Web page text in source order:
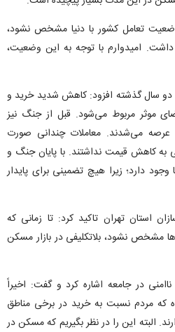
تعامل کشور با دنیا مشخص نشود،
داشت. امیدوارم با توجه به این وضعیت،
دو سال گذشته افزود: کاهش شدید خرید و
موثر مربوط می‌شود. قبل از جنگ نیز
عرصه می‌شدند. معاملات چندانی صورت
به کاهش قیمت نداشتند. با پایان جنگ و
دارد؛ زیرا هیچ تضمینی برای پایدار
استان تهران تاکید کرد: تا زمانی که
مشخص نشود، بلاتکلیفی در بازار مسکن
در جامعه اشاره کرد و گفت: اخیراً
که مردم نسبت به خرید در برخی مناطق
البته این را در نظر بگیریم که مسکن در